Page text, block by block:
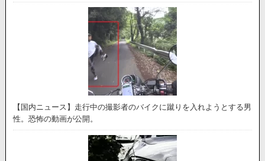
【国内ニュース】走行中の撮影者のバイクに蹴りを入れようとする男
性。恐怖の動画が公開。